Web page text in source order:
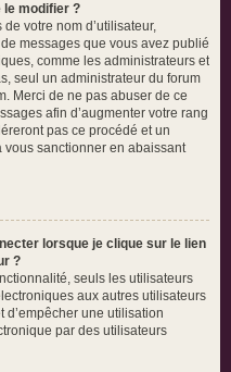
le modifier ?
votre nom d’utilisateur,
messages que vous avez publié
comme les administrateurs et
seul un administrateur du forum
Merci de ne pas abuser de ce
afin d’augmenter votre rang
pas ce procédé et un
sanctionner en abaissant
lorsque je clique sur le lien
?
seuls les utilisateurs
aux autres utilisateurs
une utilisation
par des utilisateurs